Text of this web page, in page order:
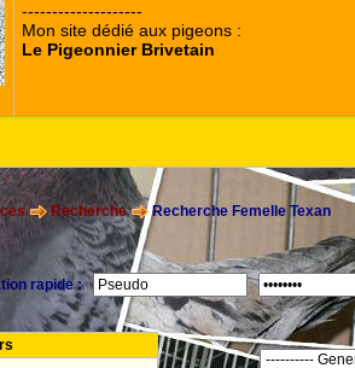
--------------------
Mon site dédié aux pigeons :
Le Pigeonnier Brivetain
Recherche
Recherche Femelle Texan
rapide :